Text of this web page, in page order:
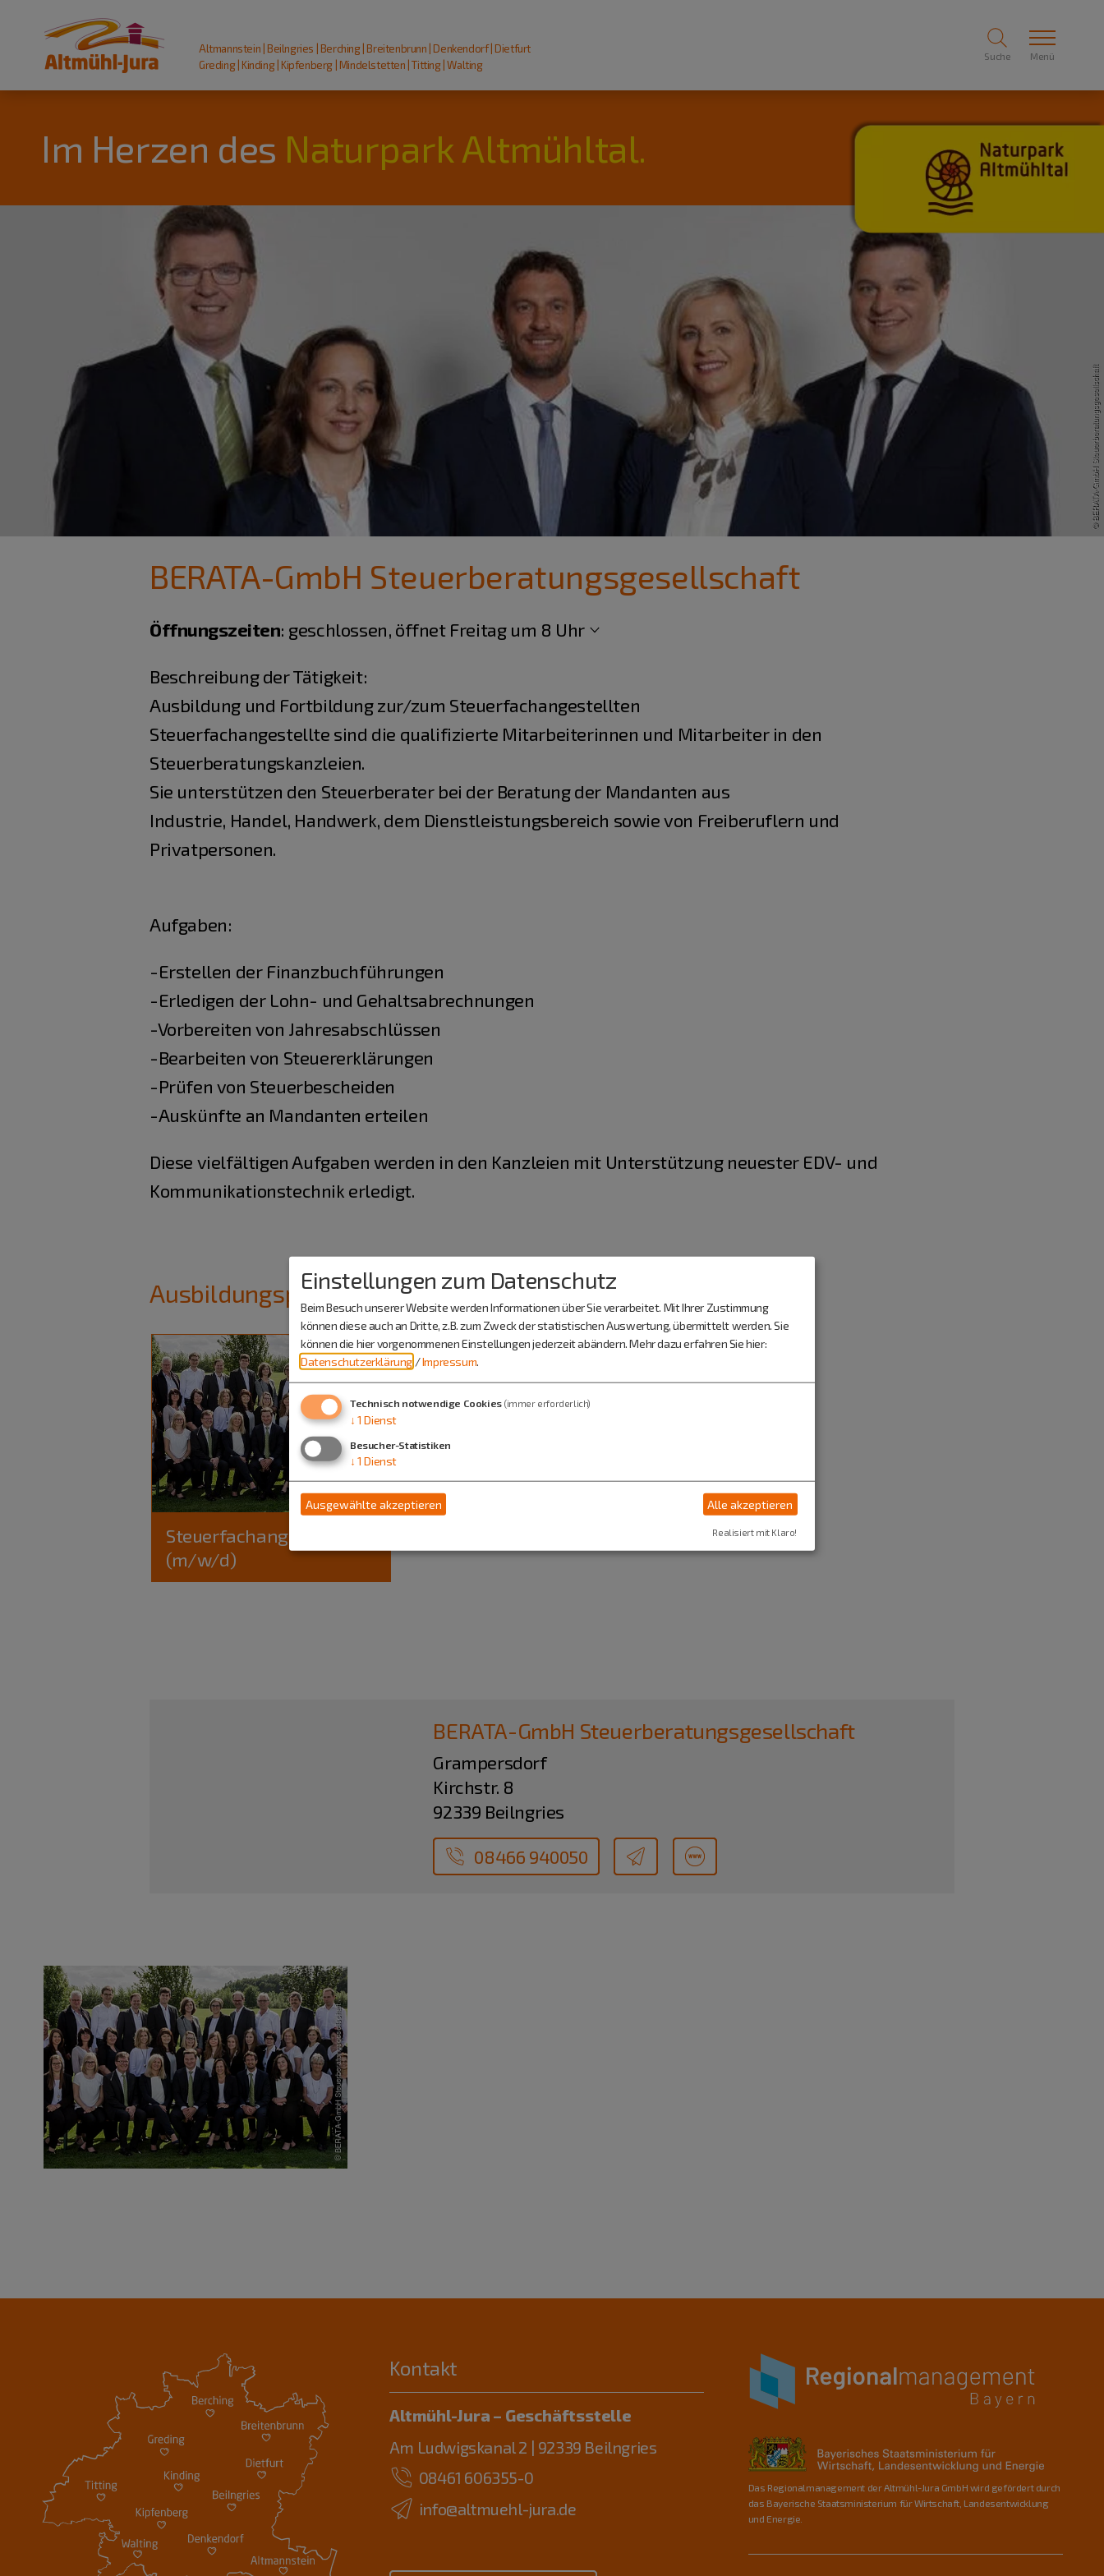
Altmannstein | Beilngries | Berching | Breitenbrunn | Denkendorf | Dietfurt
Greding | Kinding | Kipfenberg | Mindelstetten | Titting | Walting
Suche Menü
Im Herzen des Naturpark Altmühltal.
BERATA-GmbH Steuerberatungsgesellschaft
Öffnungszeiten: geschlossen, öffnet Freitag um 8 Uhr
Beschreibung der Tätigkeit:
Ausbildung und Fortbildung zur/zum Steuerfachangestellten
Steuerfachangestellte sind die qualifizierte Mitarbeiterinnen und Mitarbeiter in den
Steuerberatungskanzleien.
Sie unterstützen den Steuerberater bei der Beratung der Mandanten aus
Industrie, Handel, Handwerk, dem Dienstleistungsbereich sowie von Freiberuflern und
Privatpersonen.
Aufgaben:
-Erstellen der Finanzbuchführungen
-Erledigen der Lohn- und Gehaltsabrechnungen
-Vorbereiten von Jahresabschlüssen
-Bearbeiten von Steuererklärungen
-Prüfen von Steuerbescheiden
-Auskünfte an Mandanten erteilen
Diese vielfältigen Aufgaben werden in den Kanzleien mit Unterstützung neuester EDV- und
Kommunikationstechnik erledigt.
Ausbildungsplätze
Steuerfachangestellter
(m/w/d)
BERATA-GmbH Steuerberatungsgesellschaft
Grampersdorf
Kirchstr. 8
92339 Beilngries
08466 940050
Kontakt
Altmühl-Jura – Geschäftsstelle
Am Ludwigskanal 2 | 92339 Beilngries
08461 606355-0
info@altmuehl-jura.de
Das Regionalmanagement der Altmühl-Jura GmbH wird gefördert durch
das Bayerische Staatsministerium für Wirtschaft, Landesentwicklung
und Energie.
Einstellungen zum Datenschutz
Beim Besuch unserer Website werden Informationen über Sie verarbeitet. Mit Ihrer Zustimmung
können diese auch an Dritte, z.B. zum Zweck der statistischen Auswertung, übermittelt werden. Sie
können die hier vorgenommenen Einstellungen jederzeit abändern. Mehr dazu erfahren Sie hier:
Datenschutzerklärung /Impressum.
Technisch notwendige Cookies (immer erforderlich)
↓ 1 Dienst
Besucher-Statistiken
↓ 1 Dienst
Ausgewählte akzeptieren Alle akzeptieren
Realisiert mit Klaro!